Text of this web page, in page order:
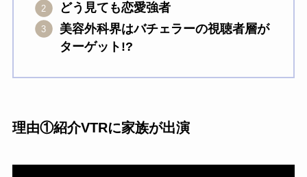
どう見ても恋愛強者
美容外科界はバチェラーの視聴者層が
ターゲット!?
理由①紹介VTRに家族が出演